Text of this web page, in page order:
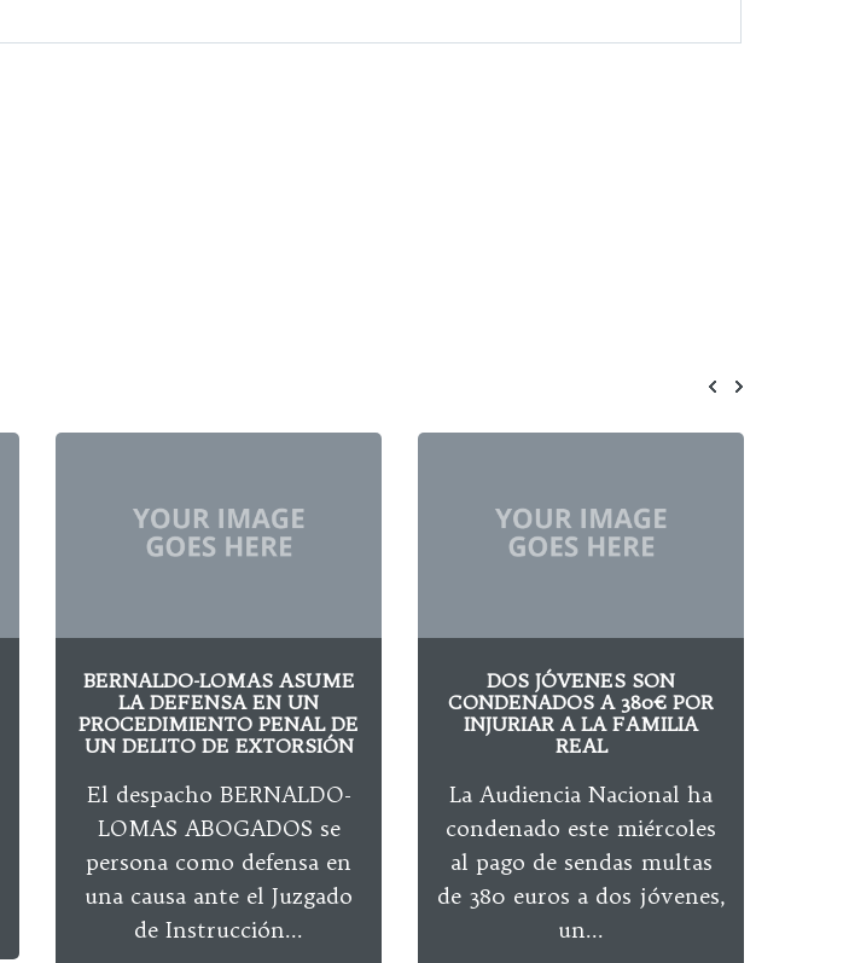
BERNALDO-LOMAS ASUME
LA DEFENSA EN UN
PROCEDIMIENTO PENAL DE
UN DELITO DE EXTORSIÓN
El despacho BERNALDO-
LOMAS ABOGADOS se
persona como defensa en
una causa ante el Juzgado
de Instrucción...
DOS JÓVENES SON
CONDENADOS A 380€ POR
INJURIAR A LA FAMILIA
REAL
La Audiencia Nacional ha
condenado este miércoles
al pago de sendas multas
de 380 euros a dos jóvenes,
un...